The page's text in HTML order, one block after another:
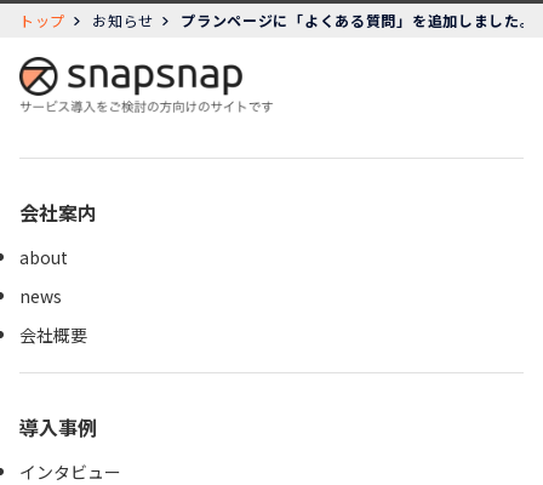
トップ お知らせ プランページに「よくある質問」を追加しました。
会社案内
about
news
会社概要
導入事例
インタビュー